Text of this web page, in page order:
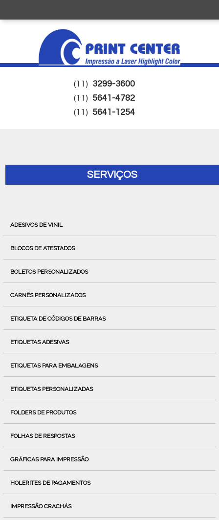
(11) 3299-3600
(11) 5641-4782
(11) 5641-1254
SERVIÇOS
ADESIVOS DE VINIL
BLOCOS DE ATESTADOS
BOLETOS PERSONALIZADOS
CARNÊS PERSONALIZADOS
ETIQUETA DE CÓDIGOS DE BARRAS
ETIQUETAS ADESIVAS
ETIQUETAS PARA EMBALAGENS
ETIQUETAS PERSONALIZADAS
FOLDERS DE PRODUTOS
FOLHAS DE RESPOSTAS
GRÁFICAS PARA IMPRESSÃO
HOLERITES DE PAGAMENTOS
IMPRESSÃO CRACHÁS